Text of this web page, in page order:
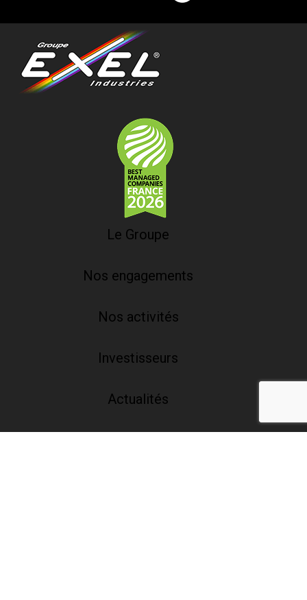
Le Groupe
Nos engagements
Nos activités
Investisseurs
Actualités